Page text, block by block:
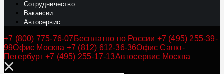
Сотрудничество
Вакансии
Автосервис
+7 (800) 775-76-07 Бесплатно по России +7 (495) 255-39-
99Офис Москва +7 (812) 612-36-36Офис Санкт-
Петербург +7 (495) 255-17-13Автосервис Москва